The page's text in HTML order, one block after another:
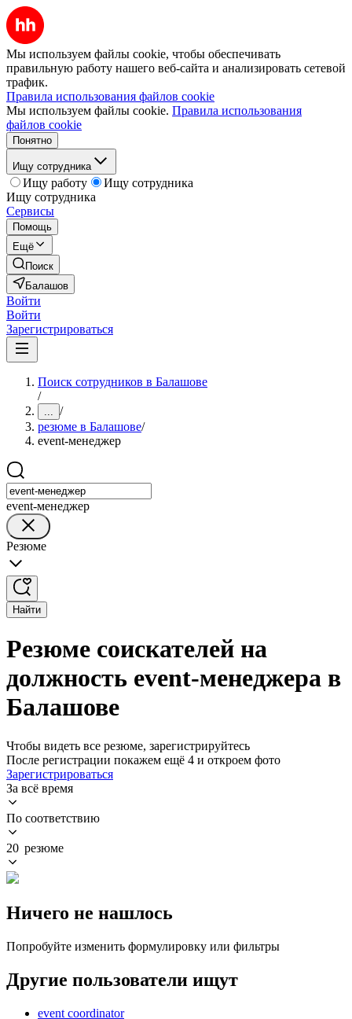
Мы используем файлы cookie, чтобы обеспечивать
правильную работу нашего веб-сайта и анализировать сетевой
трафик.
Правила использования файлов cookie
Мы используем файлы cookie. Правила использования
файлов cookie
Понятно
Ищу сотрудника
Ищу работу
Ищу сотрудника
Ищу сотрудника
Сервисы
Помощь
Ещё
Поиск
Балашов
Войти
Войти
Зарегистрироваться
Поиск сотрудников в Балашове
/
... /
резюме в Балашове/
event-менеджер
event-менеджер
Резюме
Найти
Резюме соискателей на
должность event-менеджера в
Балашове
Чтобы видеть все резюме, зарегистрируйтесь
После регистрации покажем ещё 4 и откроем фото
Зарегистрироваться
За всё время
По соответствию
20 резюме
Ничего не нашлось
Попробуйте изменить формулировку или фильтры
Другие пользователи ищут
event coordinator